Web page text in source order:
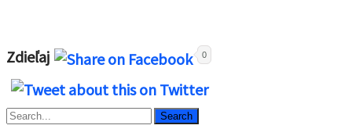
Zdieľaj 0
Search